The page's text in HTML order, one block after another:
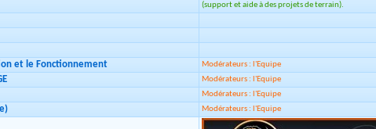
(support et aide à des projets de terrain).
et le Fonctionnement
Modérateurs : l'Equipe
Modérateurs : l'Equipe
Modérateurs : l'Equipe
Modérateurs : l'Equipe